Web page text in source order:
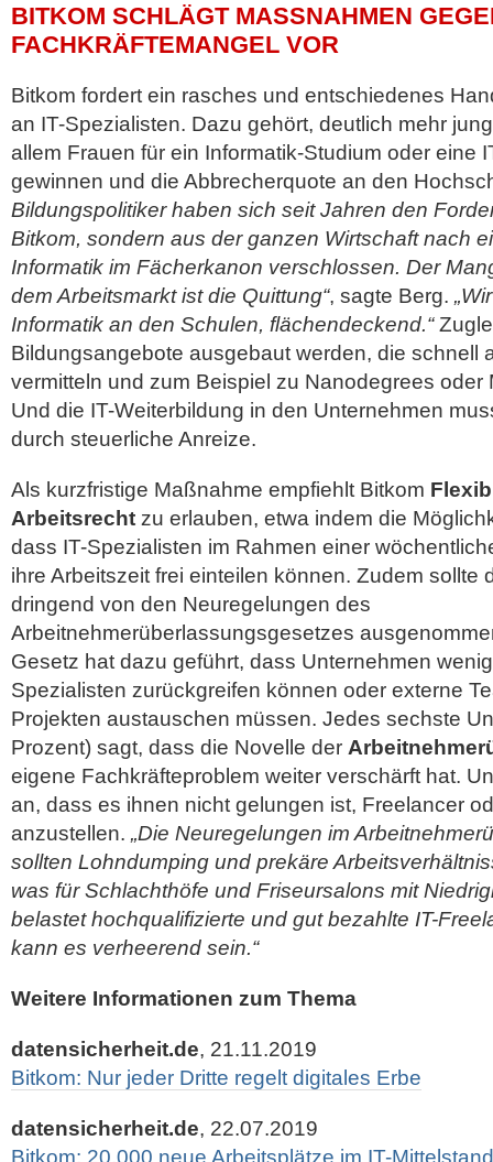
BITKOM SCHLÄGT MASSNAHMEN
ACHKRÄFTEMANGEL VOR
Bitkom fordert ein rasches und entschiedenes
an IT-Spezialisten. Dazu gehört, deutlich mehr
allem Frauen für ein Informatik-Studium oder eine
gewinnen und die Abbrecherquote an den
Bildungspolitiker haben sich seit Jahren den
Bitkom, sondern aus der ganzen Wirtschaft nach
Informatik im Fächerkanon verschlossen. Der
dem Arbeitsmarkt ist die Quittung“, sagte Berg.
Informatik an den Schulen, flächendeckend.“
Bildungsangebote ausgebaut werden, die schnell
vermitteln und zum Beispiel zu Nanodegrees oder
Und die IT-Weiterbildung in den Unternehmen
durch steuerliche Anreize.
Als kurzfristige Maßnahme empfiehlt Bitkom
Arbeitsrecht zu erlauben, etwa indem die
dass IT-Spezialisten im Rahmen einer
ihre Arbeitszeit frei einteilen können. Zudem sollte
dringend von den Neuregelungen des
Arbeitnehmerüberlassungsgesetzes
Gesetz hat dazu geführt, dass Unternehmen
Spezialisten zurückgreifen können oder externe
Projekten austauschen müssen. Jedes sechste
Prozent) sagt, dass die Novelle der
eigene Fachkräfteproblem weiter verschärft hat.
an, dass es ihnen nicht gelungen ist, Freelancer
anzustellen. „Die Neuregelungen im
sollten Lohndumping und prekäre
was für Schlachthöfe und Friseursalons mit
belastet hochqualifizierte und gut bezahlte IT-
kann es verheerend sein.“
Weitere Informationen zum Thema
datensicherheit.de, 21.11.2019
Bitkom: Nur jeder Dritte regelt digitales Erbe
datensicherheit.de, 22.07.2019
Bitkom: 20.000 neue Arbeitsplätze im IT-Mittelstand